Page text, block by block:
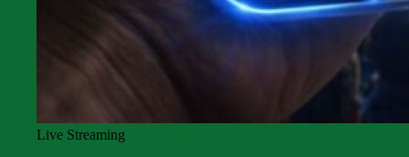
Live Streaming